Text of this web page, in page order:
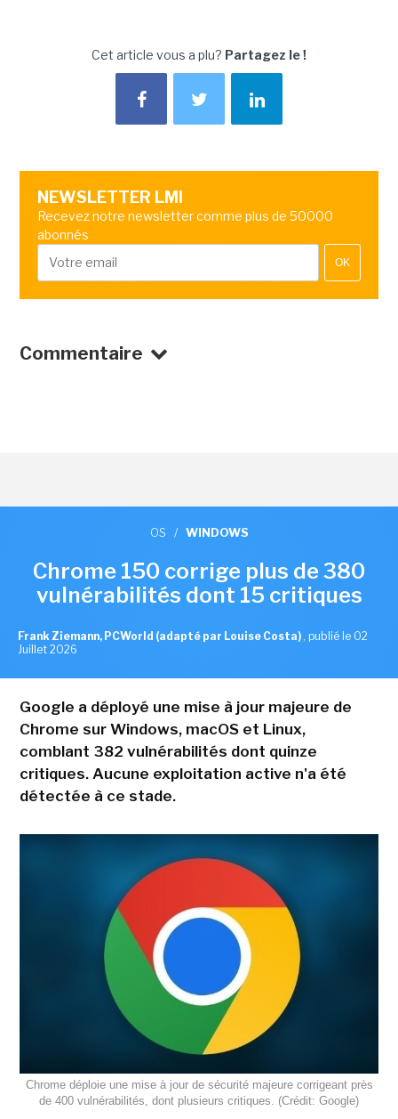
Cet article vous a plu? Partagez le !
NEWSLETTER LMI
Recevez notre newsletter comme plus de 50000
abonnés
OK
Commentaire
OS / WINDOWS
Chrome 150 corrige plus de 380
vulnérabilités dont 15 critiques
Frank Ziemann, PCWorld (adapté par Louise Costa) , publié le 02
Juillet 2026
Google a déployé une mise à jour majeure de
Chrome sur Windows, macOS et Linux,
comblant 382 vulnérabilités dont quinze
critiques. Aucune exploitation active n'a été
détectée à ce stade.
Chrome déploie une mise à jour de sécurité majeure corrigeant près
de 400 vulnérabilités, dont plusieurs critiques. (Crédit: Google)